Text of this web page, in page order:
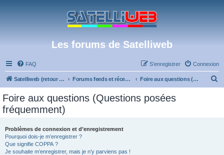
Les forums de Satelliweb
FAQ Connexion
S’enregistrer
Satelliweb (retour vers le site) Forums feeds et réception TV numérique Foire aux questions (Questions posées fréquemment)
Foire aux questions (Questions posées
fréquemment)
Problèmes de connexion et d’enregistrement
Pourquoi dois-je m’enregistrer ?
Que signifie COPPA ?
Je souhaite m’enregistrer, mais je n’y parviens pas !